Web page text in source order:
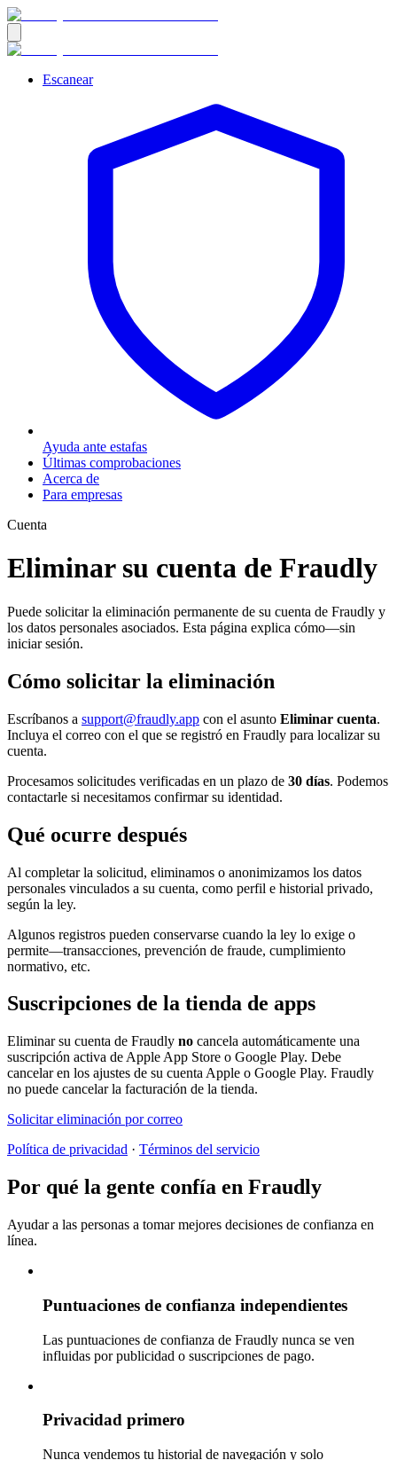
Escanear
Ayuda ante estafas
Últimas comprobaciones
Acerca de
Para empresas
Cuenta
Eliminar su cuenta de Fraudly
Puede solicitar la eliminación permanente de su cuenta de Fraudly y
los datos personales asociados. Esta página explica cómo—sin
iniciar sesión.
Cómo solicitar la eliminación
Escríbanos a support@fraudly.app con el asunto Eliminar cuenta.
Incluya el correo con el que se registró en Fraudly para localizar su
cuenta.
Procesamos solicitudes verificadas en un plazo de 30 días. Podemos
contactarle si necesitamos confirmar su identidad.
Qué ocurre después
Al completar la solicitud, eliminamos o anonimizamos los datos
personales vinculados a su cuenta, como perfil e historial privado,
según la ley.
Algunos registros pueden conservarse cuando la ley lo exige o
permite—transacciones, prevención de fraude, cumplimiento
normativo, etc.
Suscripciones de la tienda de apps
Eliminar su cuenta de Fraudly no cancela automáticamente una
suscripción activa de Apple App Store o Google Play. Debe
cancelar en los ajustes de su cuenta Apple o Google Play. Fraudly
no puede cancelar la facturación de la tienda.
Solicitar eliminación por correo
Política de privacidad · Términos del servicio
Por qué la gente confía en Fraudly
Ayudar a las personas a tomar mejores decisiones de confianza en
línea.
Puntuaciones de confianza independientes
Las puntuaciones de confianza de Fraudly nunca se ven
influidas por publicidad o suscripciones de pago.
Privacidad primero
Nunca vendemos tu historial de navegación y solo